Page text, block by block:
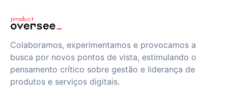
Colaboramos, experimentamos e provocamos a
busca por novos pontos de vista, estimulando o
pensamento crítico sobre gestão e liderança de
produtos e serviços digitais.